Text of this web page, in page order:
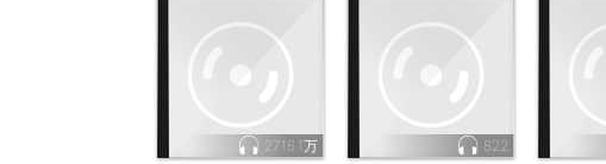
2716.1万 822